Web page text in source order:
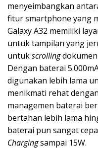
menyeimbangkan
fitur smartphone yang
Galaxy A32 memiliki
untuk tampilan yang
untukscrollingdokumen
Dengan baterai
digunakan lebih lama
menikmati rehat
managemen baterai
bertahan lebih lama
baterai pun sangat
Chargingsampai 15W.